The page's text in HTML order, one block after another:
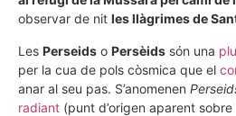
observar de nit les llàgrimes de
Les Perseids o Persèids són una
per la cua de pols còsmica que el
anar al seu pas. S’anomenen
radiant (punt d’origen aparent